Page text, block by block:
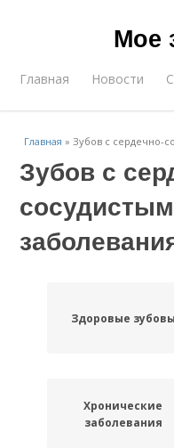
Мое
Главная Новости
Главная »Зубов с сердечно-
Зубов с
Здоровые зубовы
Хронические
заболевания